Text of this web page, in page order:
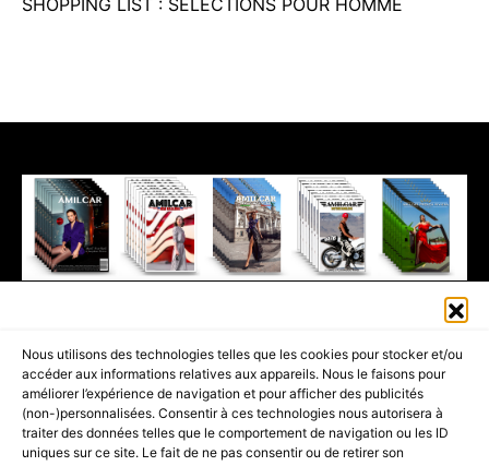
Nous utilisons des technologies telles que les cookies pour stocker et/ou
accéder aux informations relatives aux appareils. Nous le faisons pour
améliorer l’expérience de navigation et pour afficher des publicités
(non-)personnalisées. Consentir à ces technologies nous autorisera à
traiter des données telles que le comportement de navigation ou les ID
uniques sur ce site. Le fait de ne pas consentir ou de retirer son
PART OF THEAMILCAR MAGAZINE GROUP.EDITOR - ADVERTISING
AGENCE MEDIANE.
ACCUEIL BEST OF LUXE
35 MAGAZINES
SHOPPING & CONCIERGERIE
Voyages Contact